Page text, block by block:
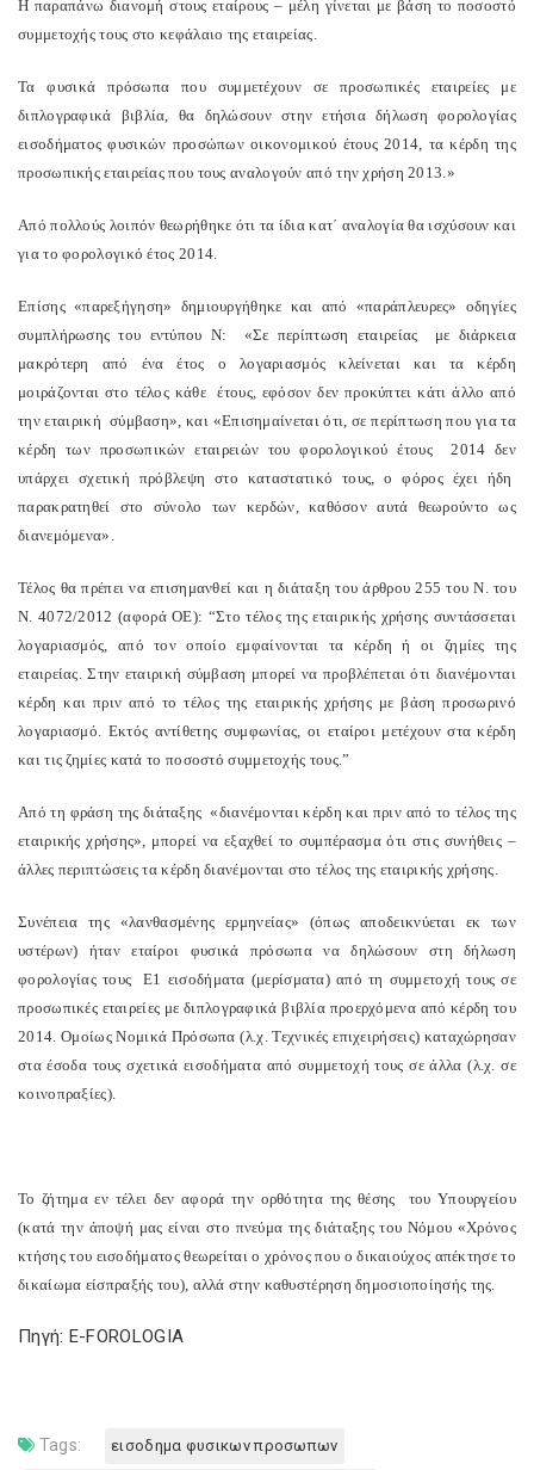
Η παραπάνω διανομή στους εταίρους – μέλη γίνεται με βάση το ποσοστό
συμμετοχής τους στο κεφάλαιο της εταιρείας.
Τα φυσικά πρόσωπα που συμμετέχουν σε προσωπικές εταιρείες με
διπλογραφικά βιβλία, θα δηλώσουν στην ετήσια δήλωση φορολογίας
εισοδήματος φυσικών προσώπων οικονομικού έτους 2014, τα κέρδη της
προσωπικής εταιρείας που τους αναλογούν από την χρήση 2013.»
Από πολλούς λοιπόν θεωρήθηκε ότι τα ίδια κατ΄ αναλογία θα ισχύσουν και
για το φορολογικό έτος 2014.
Επίσης «παρεξήγηση» δημιουργήθηκε και από «παράπλευρες» οδηγίες
συμπλήρωσης του εντύπου Ν: «Σε περίπτωση εταιρείας με διάρκεια
μακρότερη από ένα έτος ο λογαριασμός κλείνεται και τα κέρδη
μοιράζονται στο τέλος κάθε έτους, εφόσον δεν προκύπτει κάτι άλλο από
την εταιρική σύμβαση», και «Επισημαίνεται ότι, σε περίπτωση που για τα
κέρδη των προσωπικών εταιρειών του φορολογικού έτους 2014 δεν
υπάρχει σχετική πρόβλεψη στο καταστατικό τους, ο φόρος έχει ήδη
παρακρατηθεί στο σύνολο των κερδών, καθόσον αυτά θεωρούντο ως
διανεμόμενα».
Τέλος θα πρέπει να επισημανθεί και η διάταξη του άρθρου 255 του Ν. του
Ν. 4072/2012 (αφορά ΟΕ): “Στο τέλος της εταιρικής χρήσης συντάσσεται
λογαριασμός, από τον οποίο εμφαίνονται τα κέρδη ή οι ζημίες της
εταιρείας. Στην εταιρική σύμβαση μπορεί να προβλέπεται ότι διανέμονται
κέρδη και πριν από το τέλος της εταιρικής χρήσης με βάση προσωρινό
λογαριασμό. Εκτός αντίθετης συμφωνίας, οι εταίροι μετέχουν στα κέρδη
και τις ζημίες κατά το ποσοστό συμμετοχής τους.”
Από τη φράση της διάταξης «διανέμονται κέρδη και πριν από το τέλος της
εταιρικής χρήσης», μπορεί να εξαχθεί το συμπέρασμα ότι στις συνήθεις –
άλλες περιπτώσεις τα κέρδη διανέμονται στο τέλος της εταιρικής χρήσης.
Συνέπεια της «λανθασμένης ερμηνείας» (όπως αποδεικνύεται εκ των
υστέρων) ήταν εταίροι φυσικά πρόσωπα να δηλώσουν στη δήλωση
φορολογίας τους Ε1 εισοδήματα (μερίσματα) από τη συμμετοχή τους σε
προσωπικές εταιρείες με διπλογραφικά βιβλία προερχόμενα από κέρδη του
2014. Ομοίως Νομικά Πρόσωπα (λ.χ. Τεχνικές επιχειρήσεις) καταχώρησαν
στα έσοδα τους σχετικά εισοδήματα από συμμετοχή τους σε άλλα (λ.χ. σε
κοινοπραξίες).
Το ζήτημα εν τέλει δεν αφορά την ορθότητα της θέσης του Υπουργείου
(κατά την άποψή μας είναι στο πνεύμα της διάταξης του Νόμου «Χρόνος
κτήσης του εισοδήματος θεωρείται ο χρόνος που ο δικαιούχος απέκτησε το
δικαίωμα είσπραξής του), αλλά στην καθυστέρηση δημοσιοποίησής της.
Πηγή: E-FOROLOGIA
Tags: εισοδημα φυσικων προσωπων